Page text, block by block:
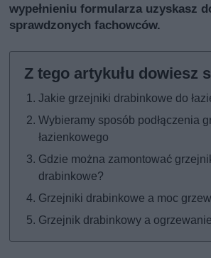
wypełnieniu formularza uzyskasz
sprawdzonych fachowców.
Jakie grzejniki drabinkowe do
Wybieramy sposób podłączenia
łazienkowego
Gdzie można zamontować
drabinkowe?
Grzejniki drabinkowe a moc
Grzejnik drabinkowy a